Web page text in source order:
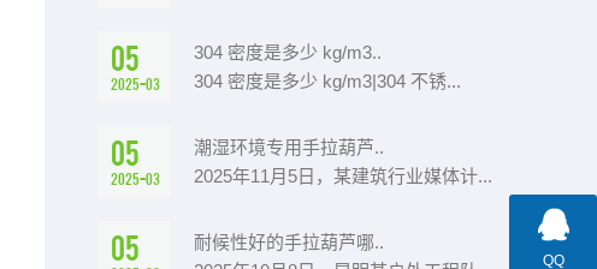
05
2025-03
304 密度是多少 kg/m3..
304 密度是多少 kg/m3|304 不锈...
05
2025-03
潮湿环境专用手拉葫芦..
2025年11月5日，某建筑行业媒体计...
05
耐候性好的手拉葫芦哪..
QQ